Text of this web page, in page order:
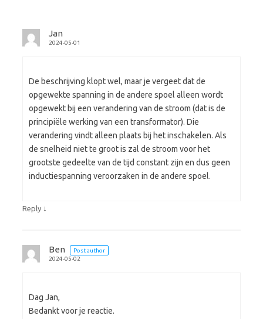
Jan
2024-05-01
De beschrijving klopt wel, maar je vergeet dat de
opgewekte spanning in de andere spoel alleen wordt
opgewekt bij een verandering van de stroom (dat is de
principiële werking van een transformator). Die
verandering vindt alleen plaats bij het inschakelen. Als
de snelheid niet te groot is zal de stroom voor het
grootste gedeelte van de tijd constant zijn en dus geen
inductiespanning veroorzaken in de andere spoel.
Reply ↓
Ben
Post author
2024-05-02
Dag Jan,
Bedankt voor je reactie.